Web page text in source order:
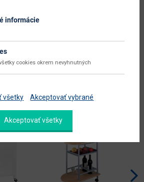
informácie
cookies okrem nevyhnutných
všetky Akceptovať vybrané
Akceptovať všetky